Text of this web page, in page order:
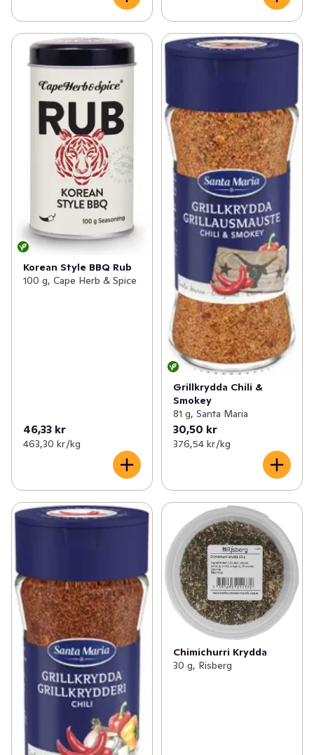
Korean Style BBQ Rub
100 g, Cape Herb & Spice
46,33 kr
463,30 kr /kg
Grillkrydda Chili &
Smokey
81 g, Santa Maria
30,50 kr
376,54 kr /kg
Chimichurri Krydda
30 g, Risberg